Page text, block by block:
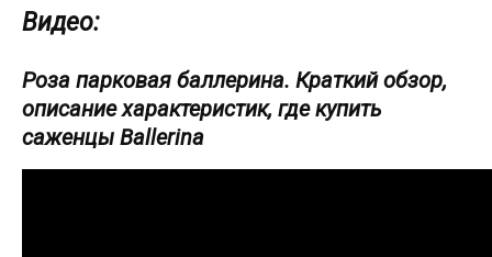
Видео:
Роза парковая баллерина. Краткий обзор,
описание характеристик, где купить
саженцы Ballerina